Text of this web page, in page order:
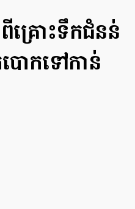
គ្រោះទឹកជំនន់
ោកទៅកាន់